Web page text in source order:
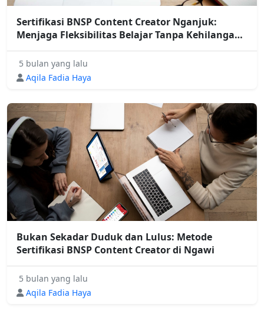
Sertifikasi BNSP Content Creator Nganjuk:
Menjaga Fleksibilitas Belajar Tanpa Kehilangan
Arah
5 bulan yang lalu
Aqila Fadia Haya
Bukan Sekadar Duduk dan Lulus: Metode
Sertifikasi BNSP Content Creator di Ngawi
5 bulan yang lalu
Aqila Fadia Haya